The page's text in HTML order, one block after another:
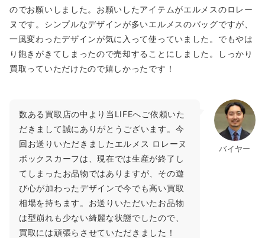
のでお願いしました。お願いしたアイテムがエルメスのロレー
ヌです。シンプルなデザインが多いエルメスのバッグですが、
一風変わったデザインが気に入って使っていました。でもやは
り飽きがきてしまったので売却することにしました。しっかり
買取っていただけたので嬉しかったです！
バイヤー
数ある買取店の中より当LIFEへご依頼いた
だきまして誠にありがとうございます。今
回お送りいただきましたエルメス ロレーヌ
ボックスカーフは、現在では生産が終了し
てしまったお品物ではありますが、その遊
び心が加わったデザインで今でも高い買取
相場を持ちます。お送りいただいたお品物
は型崩れも少ない綺麗な状態でしたので、
買取には頑張らさせていただきました！